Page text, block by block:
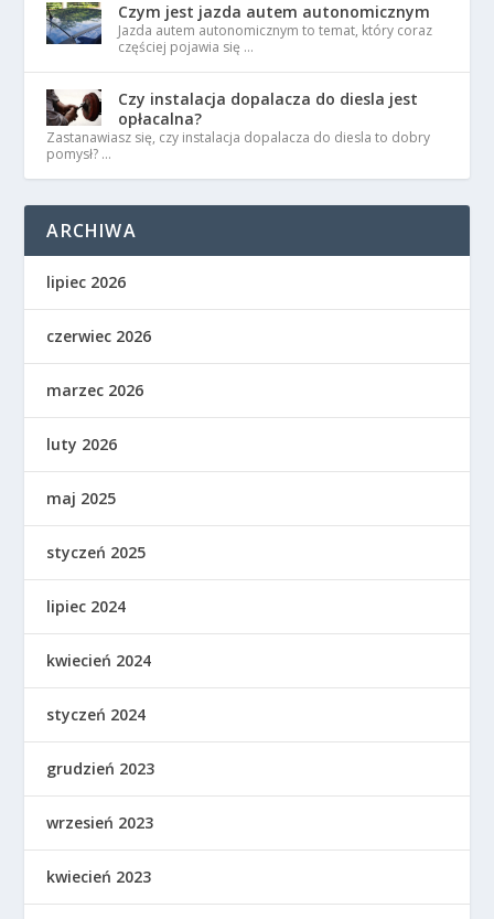
Czym jest jazda autem autonomicznym
Jazda autem autonomicznym to temat, który coraz
częściej pojawia się …
Czy instalacja dopalacza do diesla jest
opłacalna?
Zastanawiasz się, czy instalacja dopalacza do diesla to dobry
pomysł? …
ARCHIWA
lipiec 2026
czerwiec 2026
marzec 2026
luty 2026
maj 2025
styczeń 2025
lipiec 2024
kwiecień 2024
styczeń 2024
grudzień 2023
wrzesień 2023
kwiecień 2023